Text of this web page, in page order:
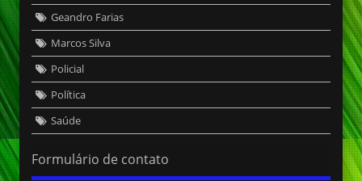
Geandro Farias
Marcos Silva
Policial
Política
Saúde
Formulário de contato